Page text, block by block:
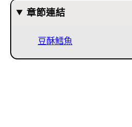
章節連結
豆酥鱈魚